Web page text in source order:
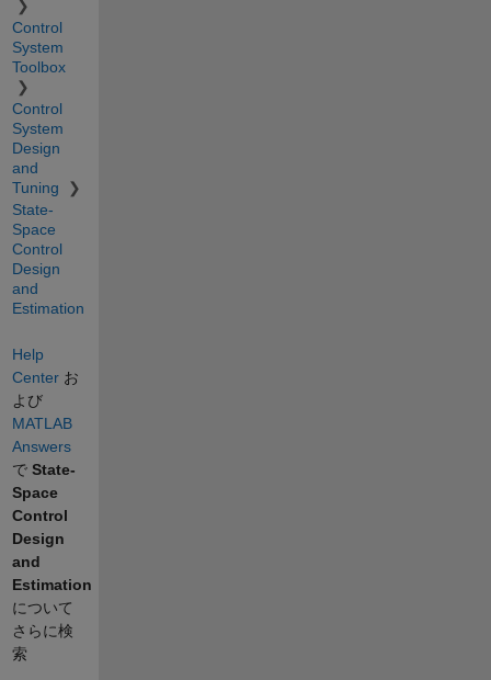
Control
System
Toolbox
Control
System
Design
and
Tuning
State-
Space
Control
Design
and
Estimation
Help
Centerお
よび
MATLAB
Answers
で State-
Space
Control
Design
and
Estimation
について
さらに検
索